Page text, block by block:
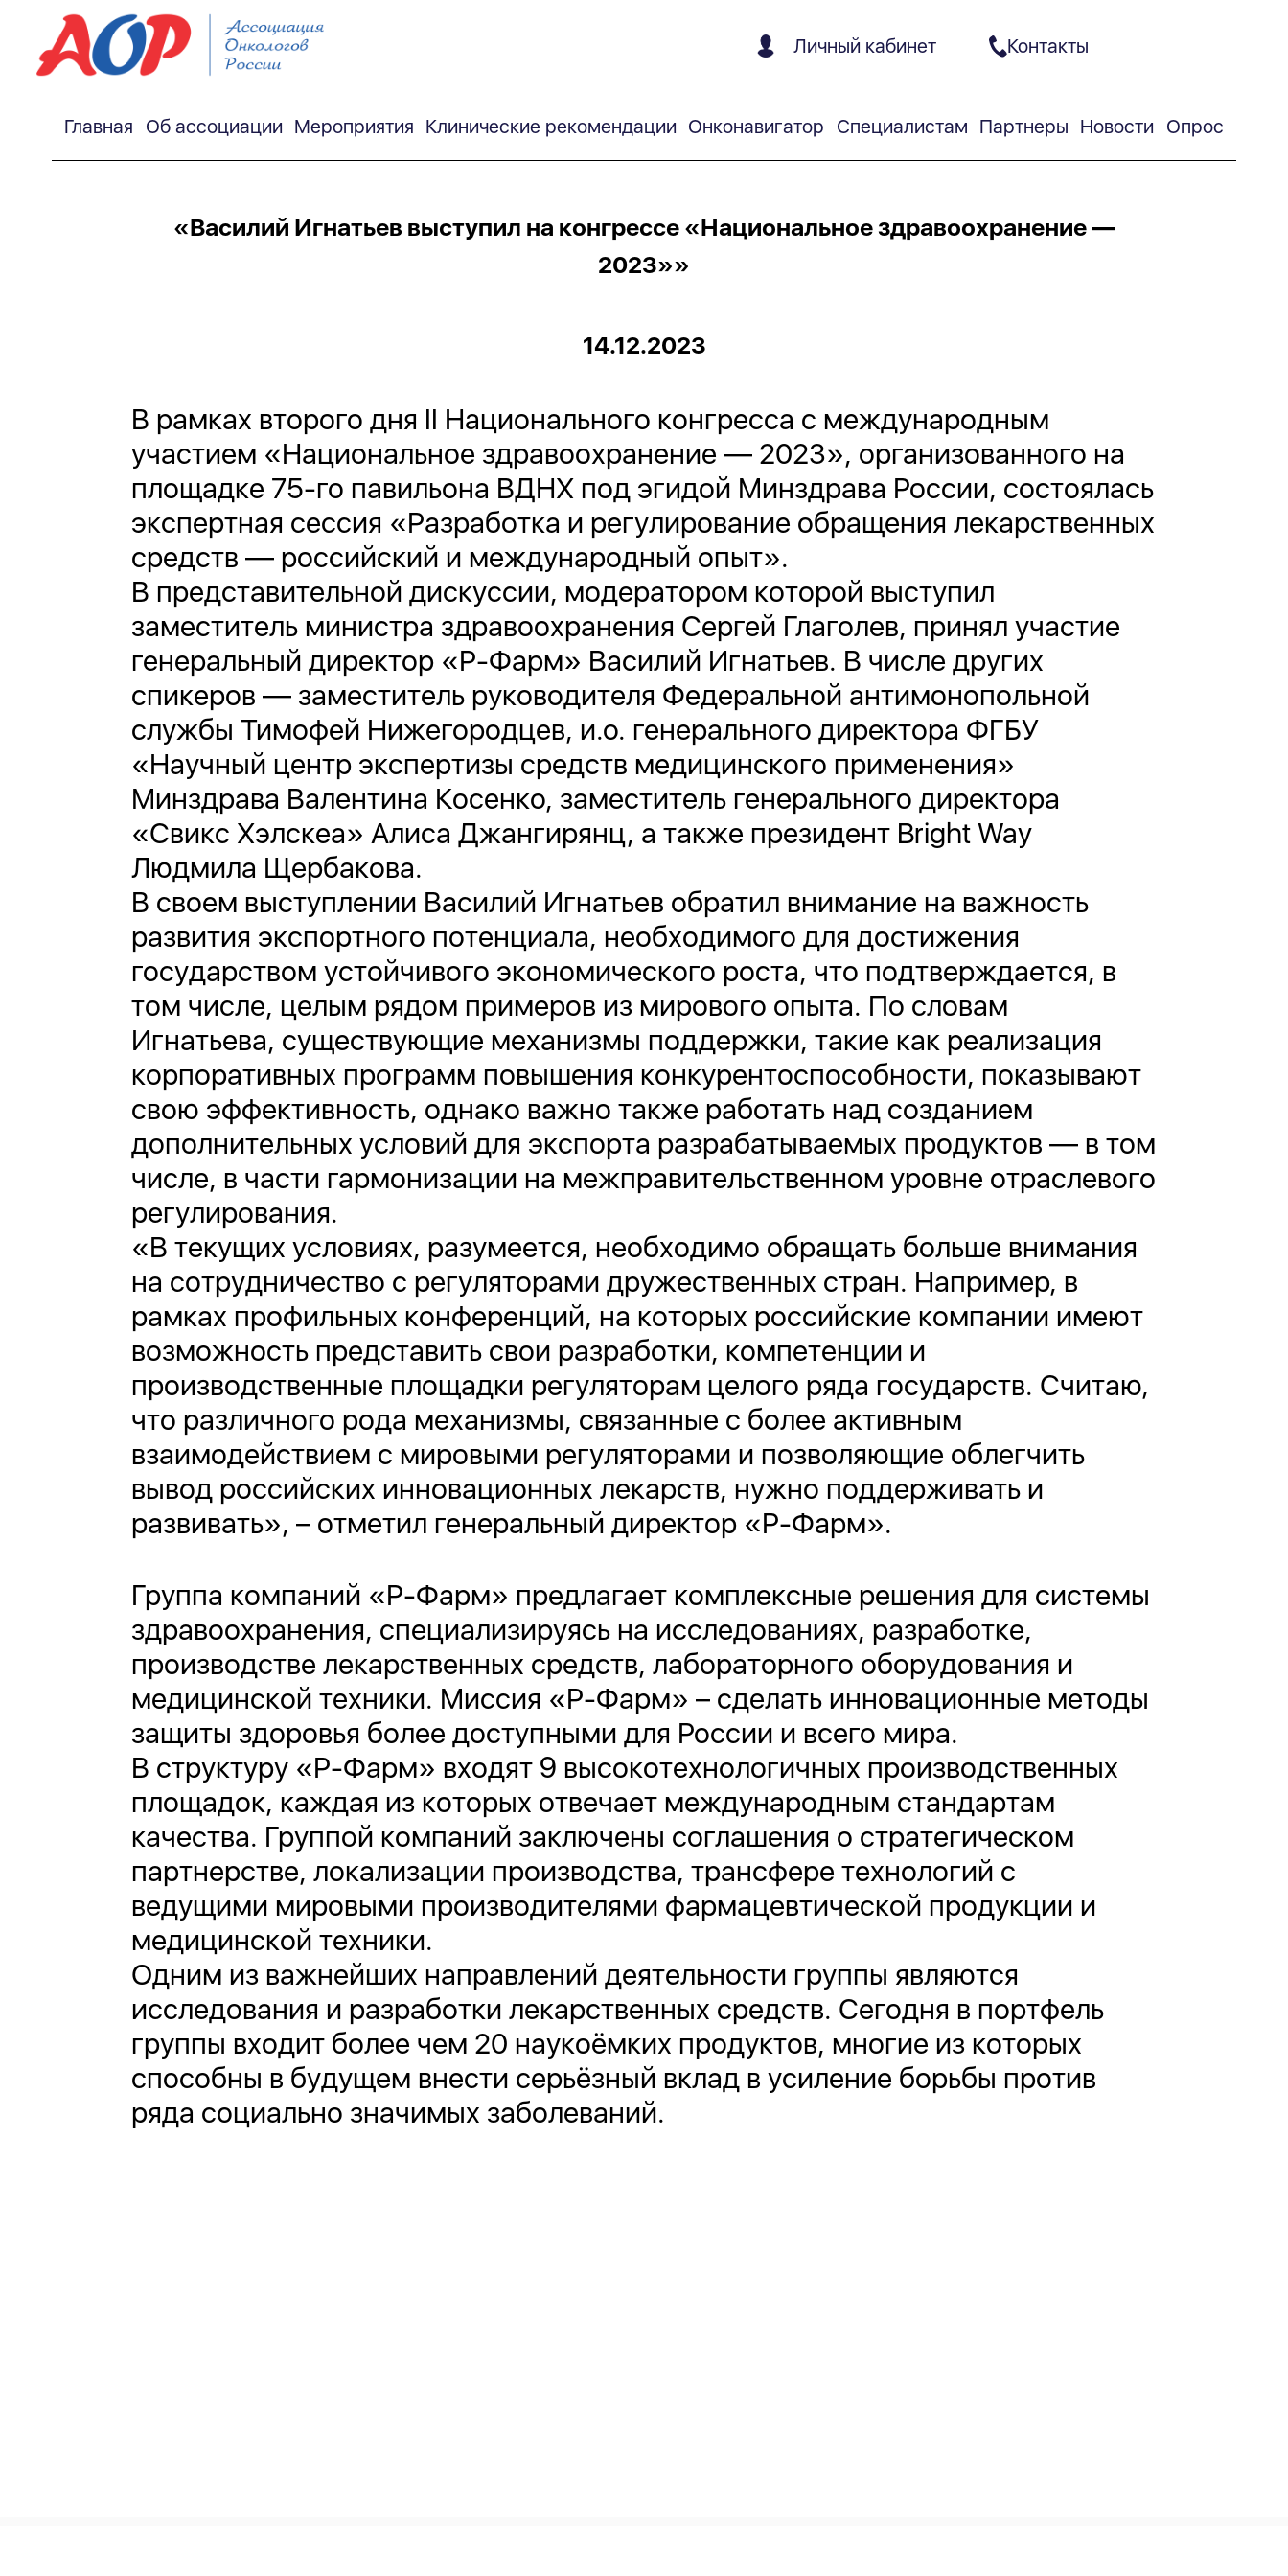
Личный кабинет Контакты
Главная Об ассоциации Мероприятия Клинические рекомендации Онконавигатор Специалистам Партнеры Новости Опрос
«Василий Игнатьев выступил на конгрессе «Национальное здравоохранение —
2023»»
14.12.2023
В рамках второго дня II Национального конгресса с международным
участием «Национальное здравоохранение — 2023», организованного на
площадке 75-го павильона ВДНХ под эгидой Минздрава России, состоялась
экспертная сессия «Разработка и регулирование обращения лекарственных
средств — российский и международный опыт».
В представительной дискуссии, модератором которой выступил
заместитель министра здравоохранения Сергей Глаголев, принял участие
генеральный директор «Р-Фарм» Василий Игнатьев. В числе других
спикеров — заместитель руководителя Федеральной антимонопольной
службы Тимофей Нижегородцев, и.о. генерального директора ФГБУ
«Научный центр экспертизы средств медицинского применения»
Минздрава Валентина Косенко, заместитель генерального директора
«Свикс Хэлскеа» Алиса Джангирянц, а также президент Bright Way
Людмила Щербакова.
В своем выступлении Василий Игнатьев обратил внимание на важность
развития экспортного потенциала, необходимого для достижения
государством устойчивого экономического роста, что подтверждается, в
том числе, целым рядом примеров из мирового опыта. По словам
Игнатьева, существующие механизмы поддержки, такие как реализация
корпоративных программ повышения конкурентоспособности, показывают
свою эффективность, однако важно также работать над созданием
дополнительных условий для экспорта разрабатываемых продуктов — в том
числе, в части гармонизации на межправительственном уровне отраслевого
регулирования.
«В текущих условиях, разумеется, необходимо обращать больше внимания
на сотрудничество с регуляторами дружественных стран. Например, в
рамках профильных конференций, на которых российские компании имеют
возможность представить свои разработки, компетенции и
производственные площадки регуляторам целого ряда государств. Считаю,
что различного рода механизмы, связанные с более активным
взаимодействием с мировыми регуляторами и позволяющие облегчить
вывод российских инновационных лекарств, нужно поддерживать и
развивать», – отметил генеральный директор «Р-Фарм».
Группа компаний «Р-Фарм» предлагает комплексные решения для системы
здравоохранения, специализируясь на исследованиях, разработке,
производстве лекарственных средств, лабораторного оборудования и
медицинской техники. Миссия «Р-Фарм» – сделать инновационные методы
защиты здоровья более доступными для России и всего мира.
В структуру «Р-Фарм» входят 9 высокотехнологичных производственных
площадок, каждая из которых отвечает международным стандартам
качества. Группой компаний заключены соглашения о стратегическом
партнерстве, локализации производства, трансфере технологий с
ведущими мировыми производителями фармацевтической продукции и
медицинской техники.
Одним из важнейших направлений деятельности группы являются
исследования и разработки лекарственных средств. Сегодня в портфель
группы входит более чем 20 наукоёмких продуктов, многие из которых
способны в будущем внести серьёзный вклад в усиление борьбы против
ряда социально значимых заболеваний.